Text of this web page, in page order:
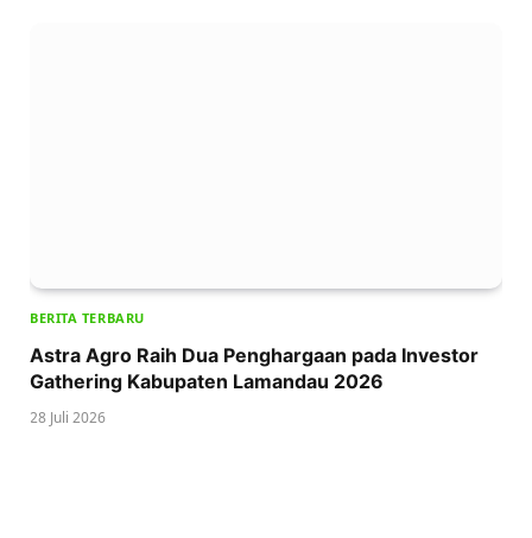
BERITA TERBARU
Astra Agro Raih Dua Penghargaan pada Investor
Gathering Kabupaten Lamandau 2026
28 Juli 2026